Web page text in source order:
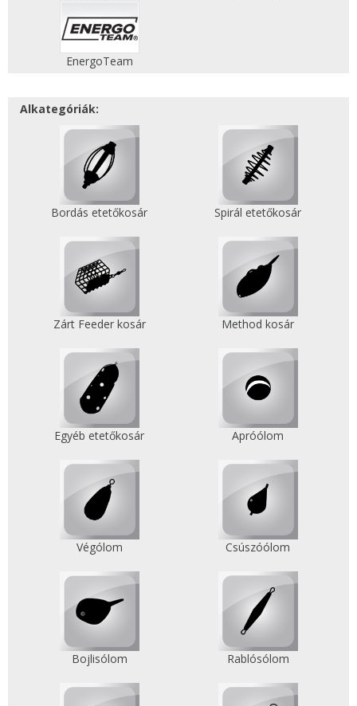
EnergoTeam
Alkategóriák:
Bordás etetőkosár Spirál etetőkosár
Zárt Feeder kosár Method kosár
Egyéb etetőkosár Apróólom
Végólom Csúszóólom
Bojlisólom Rablósólom